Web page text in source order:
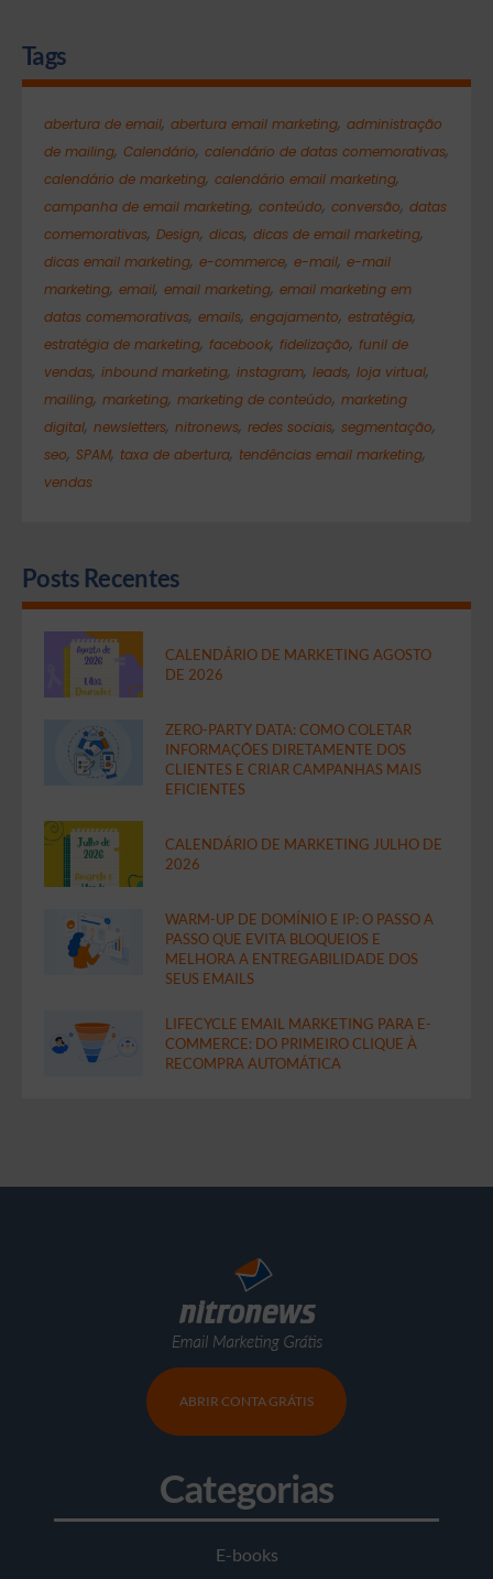
Tags
abertura de email, abertura email marketing, administração
de mailing, Calendário, calendário de datas comemorativas,
calendário de marketing, calendário email marketing,
campanha de email marketing, conteúdo, conversão, datas
comemorativas, Design, dicas, dicas de email marketing,
dicas email marketing, e-commerce, e-mail, e-mail
marketing, email, email marketing, email marketing em
datas comemorativas, emails, engajamento, estratégia,
estratégia de marketing, facebook, fidelização, funil de
vendas, inbound marketing, instagram, leads, loja virtual,
mailing, marketing, marketing de conteúdo, marketing
digital, newsletters, nitronews, redes sociais, segmentação,
seo, SPAM, taxa de abertura, tendências email marketing,
vendas
Posts Recentes
CALENDÁRIO DE MARKETING AGOSTO
DE 2026
ZERO-PARTY DATA: COMO COLETAR
INFORMAÇÕES DIRETAMENTE DOS
CLIENTES E CRIAR CAMPANHAS MAIS
EFICIENTES
CALENDÁRIO DE MARKETING JULHO DE
2026
WARM-UP DE DOMÍNIO E IP: O PASSO A
PASSO QUE EVITA BLOQUEIOS E
MELHORA A ENTREGABILIDADE DOS
SEUS EMAILS
LIFECYCLE EMAIL MARKETING PARA E-
COMMERCE: DO PRIMEIRO CLIQUE À
RECOMPRA AUTOMÁTICA
Categorias
E-books
ABRIR CONTA GRÁTIS